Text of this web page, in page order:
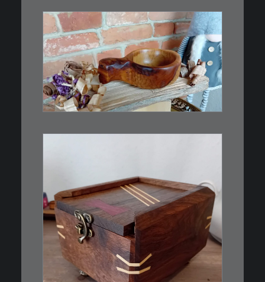
€15,00
Ein Holzbecher im Wikinger-Stil.
Inspiriert…
€39,00
Eine kleine, simple Schatulle
aus Nussbaum…